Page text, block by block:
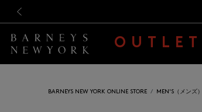
新規登
新規登
OUTLET
BARNEYS NEW YORK ONLINE STORE MEN'S（メンズ）